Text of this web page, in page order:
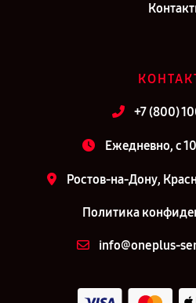
+7 (800)
Ежедневно, с
Ростов-на-Дону,
Политика
info@oneplus-